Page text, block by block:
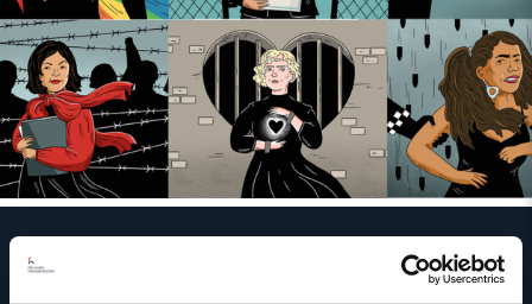
Campaign: 12 Women on the Barricades